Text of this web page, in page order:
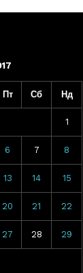
Пт Сб Нд
1
6 7 8
13 14 15
20 21 22
27 28 29